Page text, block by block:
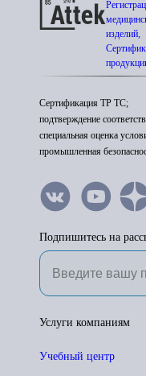
изделий,
Сертификация ТР ТС;
подтверждение
специальная оценка
промышленная
Подпишитесь на
Услуги компаниям
Учебный центр